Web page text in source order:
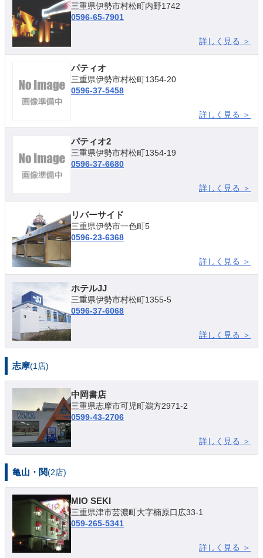
三重県伊勢市村松町内野1742
0596-65-7901
詳しく見る ＞
パティオ
三重県伊勢市村松町1354-20
0596-37-5458
詳しく見る ＞
パティオ2
三重県伊勢市村松町1354-19
0596-37-6680
詳しく見る ＞
リバーサイド
三重県伊勢市一色町5
0596-23-6368
詳しく見る ＞
ホテルJJ
三重県伊勢市村松町1355-5
0596-37-6068
詳しく見る ＞
志摩(1店)
中岡書店
三重県志摩市可児町鵜方2971-2
0599-43-2706
詳しく見る ＞
亀山・関(2店)
MIO SEKI
三重県津市芸濃町大字楠原口広33-1
059-265-5341
詳しく見る ＞